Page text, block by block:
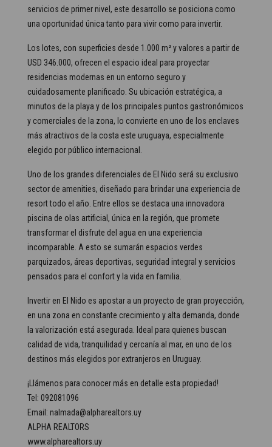
servicios de primer nivel, este desarrollo se posiciona como
una oportunidad única tanto para vivir como para invertir.
Los lotes, con superficies desde 1.000 m² y valores a partir de
USD 346.000, ofrecen el espacio ideal para proyectar
residencias modernas en un entorno seguro y
cuidadosamente planificado. Su ubicación estratégica, a
minutos de la playa y de los principales puntos gastronómicos
y comerciales de la zona, lo convierte en uno de los enclaves
más atractivos de la costa este uruguaya, especialmente
elegido por público internacional.
Uno de los grandes diferenciales de El Nido será su exclusivo
sector de amenities, diseñado para brindar una experiencia de
resort todo el año. Entre ellos se destaca una innovadora
piscina de olas artificial, única en la región, que promete
transformar el disfrute del agua en una experiencia
incomparable. A esto se sumarán espacios verdes
parquizados, áreas deportivas, seguridad integral y servicios
pensados para el confort y la vida en familia.
Invertir en El Nido es apostar a un proyecto de gran proyección,
en una zona en constante crecimiento y alta demanda, donde
la valorización está asegurada. Ideal para quienes buscan
calidad de vida, tranquilidad y cercanía al mar, en uno de los
destinos más elegidos por extranjeros en Uruguay.
¡Llámenos para conocer más en detalle esta propiedad!
Tel: 092081096
Email: nalmada@alpharealtors.uy
ALPHA REALTORS
www.alpharealtors.uy